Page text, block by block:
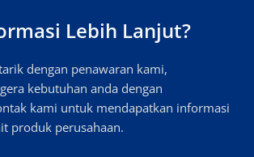
Lebih Lanjut?
dengan penawaran kami,
kebutuhan anda dengan
kami untuk mendapatkan informasi
produk perusahaan.